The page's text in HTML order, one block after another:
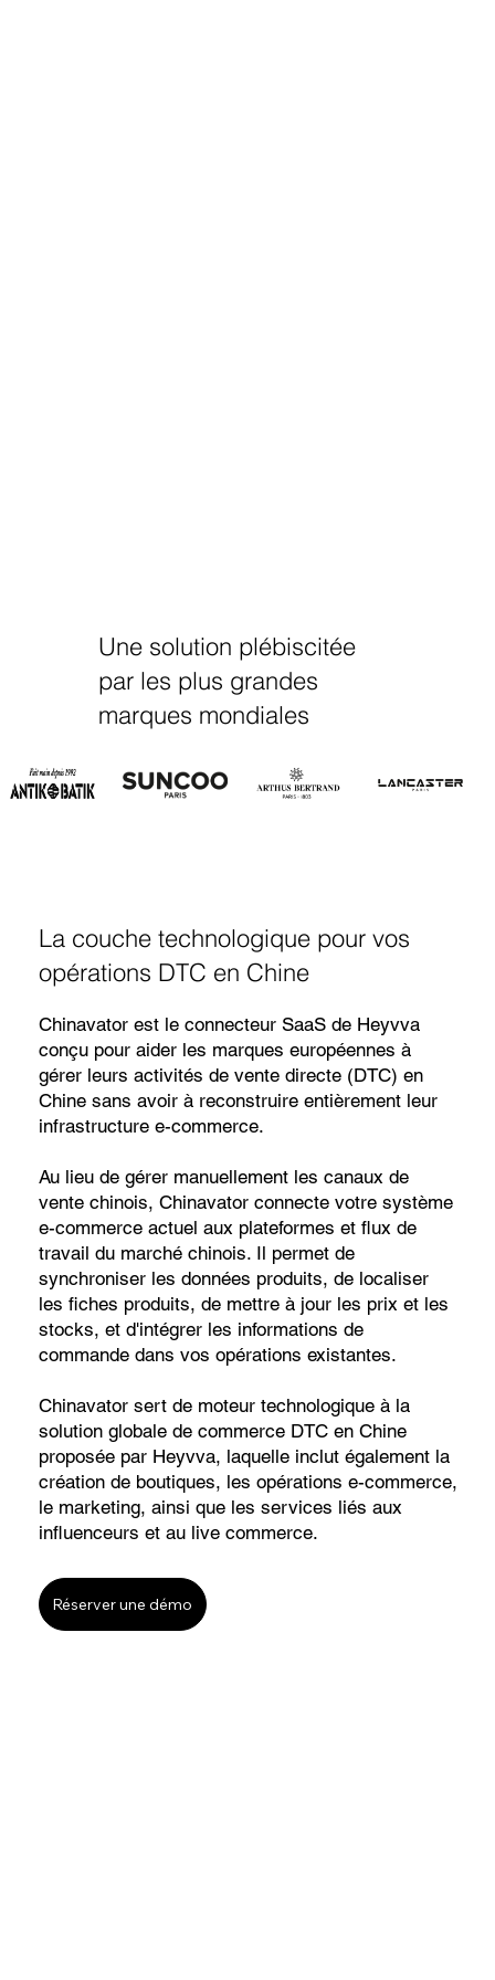
La couche technologique pour vos
opérations DTC en Chine
Chinavator est le connecteur SaaS de Heyvva
conçu pour aider les marques européennes à
gérer leurs activités de vente directe (DTC) en
Chine sans avoir à reconstruire entièrement leur
infrastructure e-commerce.
Au lieu de gérer manuellement les canaux de
vente chinois, Chinavator connecte votre système
e-commerce actuel aux plateformes et flux de
travail du marché chinois. Il permet de
synchroniser les données produits, de localiser
les fiches produits, de mettre à jour les prix et les
stocks, et d'intégrer les informations de
commande dans vos opérations existantes.
Chinavator sert de moteur technologique à la
solution globale de commerce DTC en Chine
proposée par Heyvva, laquelle inclut également la
création de boutiques, les opérations e-commerce,
le marketing, ainsi que les services liés aux
influenceurs et au live commerce.
Réserver une démo
Une solution plébiscitée
par les plus grandes
marques mondiales